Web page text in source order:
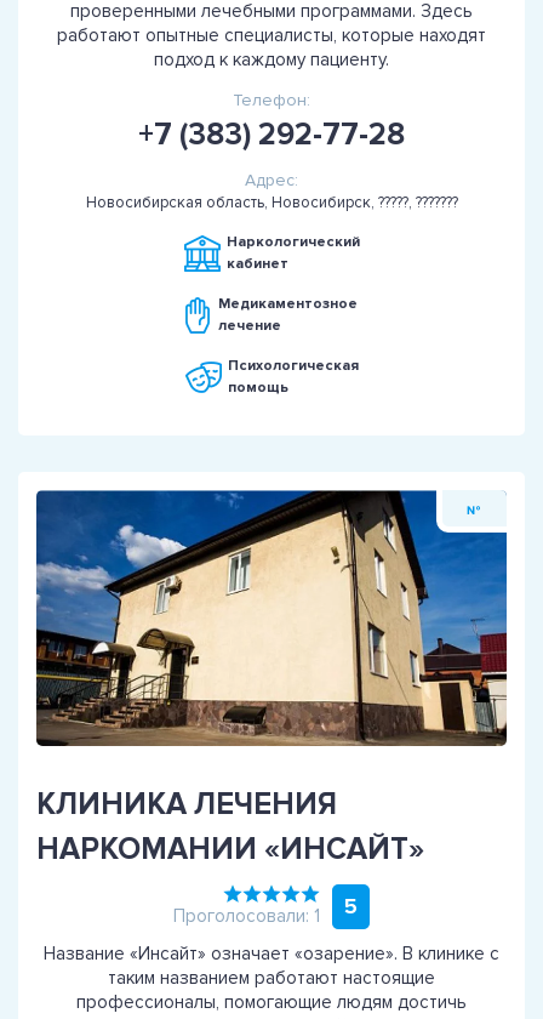
проверенными лечебными программами. Здесь
работают опытные специалисты, которые находят
подход к каждому пациенту.
Телефон:
+7 (383) 292-77-28
Адрес:
Новосибирская область, Новосибирск, ?????, ???????
Наркологический
кабинет
Медикаментозное
лечение
Психологическая
помощь
№
КЛИНИКА ЛЕЧЕНИЯ
НАРКОМАНИИ «ИНСАЙТ»
Проголосовали: 1 5
Название «Инсайт» означает «озарение». В клинике с
таким названием работают настоящие
профессионалы, помогающие людям достичь